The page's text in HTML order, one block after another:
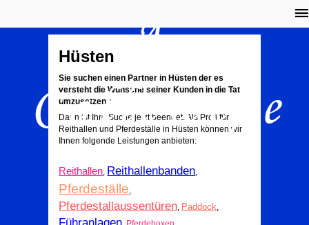
A.
Callewege
Hüsten
Sie suchen einen Partner in Hüsten der es
versteht die Wünsche seiner Kunden in die Tat
umzusetzen?
Dann ist Ihre Suche jetzt beendet. Als Profi für
Reithallen und Pferdeställe in Hüsten können wir
Ihnen folgende Leistungen anbieten:
Reithallen, Reithallenbanden,
Pferdeställe,
Pferdestallaussentüren, Paddock,